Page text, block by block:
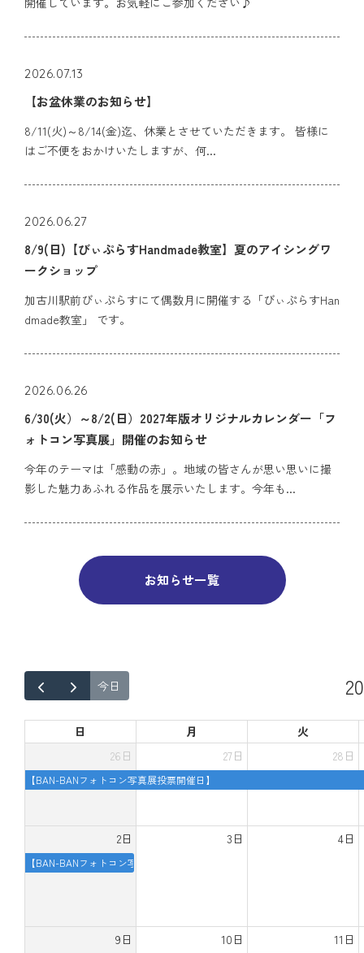
2026.07.13
【お盆休業のお知らせ】
8/11(火)～8/14(金)迄、休業とさせていただきます。 皆様に
はご不便をおかけいたしますが、何...
2026.06.27
8/9(日)【びぃぷらすHandmade教室】夏のアイシングワ
ークショップ
加古川駅前びぃぷらすにて偶数月に開催する「びぃぷらすHan
dmade教室」 です。
2026.06.26
6/30(火）～8/2(日）2027年版オリジナルカレンダー「フ
ォトコン写真展」開催のお知らせ
今年のテーマは「感動の赤」。地域の皆さんが思い思いに撮
影した魅力あふれる作品を展示いたします。今年も...
お知らせ一覧
今日
日 月
火
26日
【BAN-BANフォトコン写真展投票開催日】
27日 28日
2日
【BAN-BANフォトコン写真展投票開催日】
3日 4日
9日 10日 11日